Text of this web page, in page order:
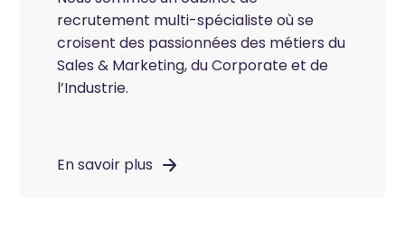
recrutement multi-spécialiste où se
croisent des passionnées des métiers du
Sales & Marketing, du Corporate et de
l’Industrie.
En savoir plus